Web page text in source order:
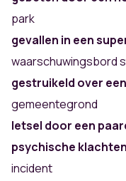
park
gevallen in een
waarschuwingsbord
gestruikeld over
gemeentegrond
letsel door een
psychische klachten
incident